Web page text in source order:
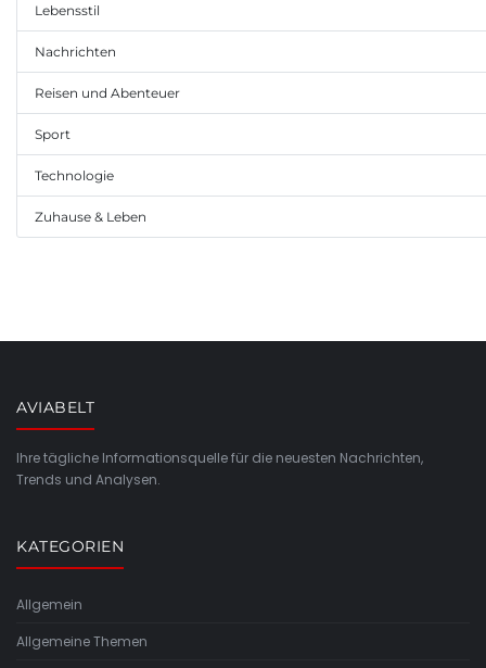
Lebensstil
Nachrichten
Reisen und Abenteuer
Sport
Technologie
Zuhause & Leben
AVIABELT
Ihre tägliche Informationsquelle für die neuesten Nachrichten,
Trends und Analysen.
KATEGORIEN
Allgemein
Allgemeine Themen